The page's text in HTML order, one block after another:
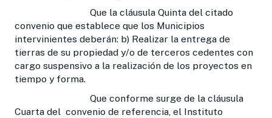
Que la cláusula Quinta del citado
convenio que establece que los Municipios
intervinientes deberán: b) Realizar la entrega de
tierras de su propiedad y/o de terceros cedentes con
cargo suspensivo a la realización de los proyectos en
tiempo y forma.
Que conforme surge de la cláusula
Cuarta del convenio de referencia, el Instituto